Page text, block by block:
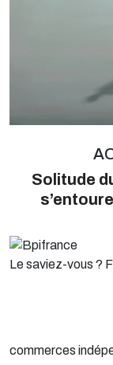
Solitude
Le saviez-vous ?
commerces